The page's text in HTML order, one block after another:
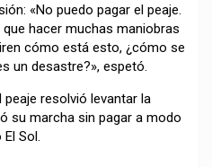
«No puedo pagar el peaje.
hacer muchas maniobras
cómo está esto, ¿cómo se
un desastre?», espetó.
peaje resolvió levantar la
su marcha sin pagar a modo
Sol.